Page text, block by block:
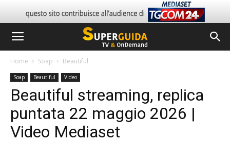
Home Soap Beautiful
Soap Beautiful Video
Beautiful streaming, replica
puntata 22 maggio 2026 |
Video Mediaset